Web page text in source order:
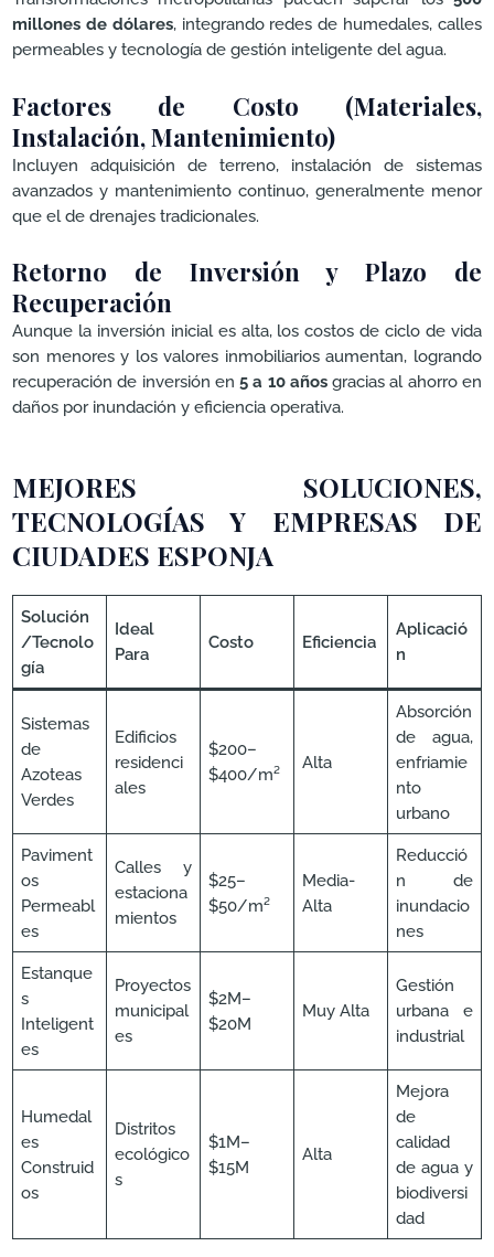
millones de dólares, integrando redes de humedales, calles
permeables y tecnología de gestión inteligente del agua.
Factores de Costo (Materiales,
Instalación, Mantenimiento)
Incluyen adquisición de terreno, instalación de sistemas
avanzados y mantenimiento continuo, generalmente menor
que el de drenajes tradicionales.
Retorno de Inversión y Plazo de
Recuperación
Aunque la inversión inicial es alta, los costos de ciclo de vida
son menores y los valores inmobiliarios aumentan, logrando
recuperación de inversión en5 a 10 añosgracias al ahorro en
daños por inundación y eficiencia operativa.
MEJORES SOLUCIONES,
TECNOLOGÍAS Y EMPRESAS DE
CIUDADES ESPONJA
Solución
/Tecnolo
gía
Ideal
Para
Costo Eficiencia
Aplicació
n
Sistemas
de
Azoteas
Verdes
Edificios
residenci
ales
$200–
$400/m²
Alta
Absorción
de agua,
enfriamie
nto
urbano
Paviment
os
Permeabl
es
Calles y
estaciona
mientos
$25–
$50/m²
Media-
Alta
Reducció
n de
inundacio
nes
Estanque
s
Inteligent
es
Proyectos
municipal
es
$2M–
$20M
Muy Alta
Gestión
urbana e
industrial
Humedal
es
Construid
os
Distritos
ecológico
s
$1M–
$15M
Alta
Mejora
de
calidad
de agua y
biodiversi
dad